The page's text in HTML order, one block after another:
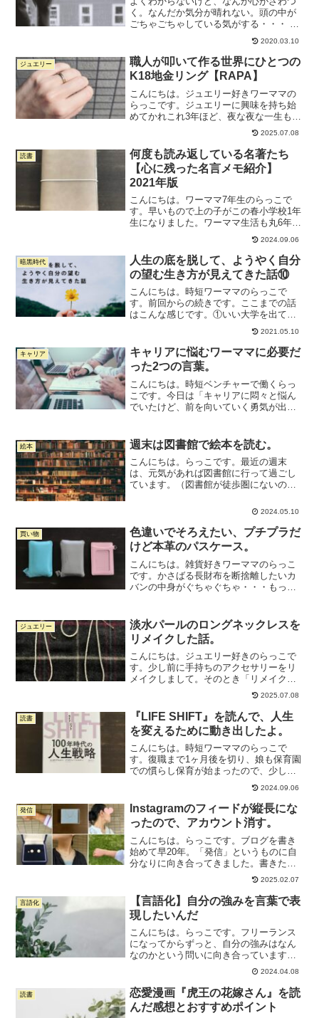
く。なんだか気分が晴れない。頭の中が
ごちゃごちゃしている気がする・・・ そ
んなとき、ありませんか？ そんな気持ち
をなんとかしたくて、「心 モヤモヤ」
とかで検索しても、いまいちピンとこな
い内容ばかり。 ヨガ...
2020.03.10
ジュエリー
職人が叩いて作る世界にひとつの
K18地金リング【RAPA】
こんにちは。ジュエリー好きワーママの
らっこです。ジュエリーに興味を持ち始
めてかれこれ3年ほど、夜な夜な一生もの
ジュエリーを探しています。いわゆる
「ブランドものジュエリー」ではない、
無名でもデザインがよくてコスパ高いジ
ュエリーが好きです。今日...
2025.07.08
読書
何度も読み返している名著たち
【心に残った名言メモ紹介】
2021年版
こんにちは。ワーママ7年生のらっこで
す。早いもので上の子がこの春小学校1年
生になりました。ワーママ生活も丸6年、
7年目に突入です。これまでのワーママ生
活、何度も「もう辞めてしまいたい...」
とくじけそうになったことがありまし
た。それでも踏ん...
2024.09.06
暗黒時代
人生の底を脱して、ようやく自分
の望む生き方が見えてきた話⑩
こんにちは。時短ワーママのらっこで
す。前回からの続きです。ここまでの話
はこんな感じです。①いい大学を出てい
い会社に入れば幸せになれると思ってた
けど全然そんなことなかった件②20代で
両親を失ったときの話③2社目で初めて
「仕事って楽しい」と思え...
2021.05.10
キャリア
キャリアに悩むワーママに必要だ
った2つの言葉。
こんにちは。時短ベンチャーで働くらっ
こです。今日は「キャリアに悶々と悩ん
でいたけど、前を向いていく勇気が出る
から始まりますので、そういうの読むの
イヤだなって人はここで戻...
絵本 週末は図書館で絵本を読む。
こんにちは。らっこです。最近の週末
は、元気があれば図書館に行って過ごし
ています。（図書館が徒歩圏にないの
要）往復の時間も含めると4時間コース。
近くでパンなどを買って公園...
2024.05.10
買い物
色違いでそろえたい、プチプラだ
けど本革のパスケース。
こんにちは。雑貨好きワーママのらっこ
です。かさばる長財布を断捨離したいカ
バンの中身がぐちゃぐちゃ・・・もっと
ど、プチプラでも本物がいい。そんなワ
ガママをあっさりと叶えてくれ...
ジュエリー
淡水パールのロングネックレスを
リメイクした話。
こんにちは。ジュエリー好きのらっこで
す。少し前に手持ちのアクセサリーをリ
メイクしまして。そのとき「リメイクっ
て、いいなあ」と、すごく感動したので
す。らっこ今回は、その記録を書きたい
と思います！といっても、アホすぎるこ
とにBeforeの写真を...
2025.07.08
読書
『LIFE SHIFT』を読んで、人生
を変えるために動き出したよ。
こんにちは。時短ワーママのらっこで
す。復職まで1ヶ月後を切り、娘も保育園
での慣らし保育が始まったので、少しず
つ頭を仕事するモードに変えていこうと
しているところです。先週、復帰にあた
っての心の準備のために読んだのがこち
らの本。ずっと前に買って...
2024.09.06
発信
Instagramのフィードが縦長にな
ったので、アカウント消す。
こんにちは。らっこです。ブログを書き
始めて早20年。「発信」というものに自
分なりに向き合ってきました。書きたい
こともやってみたいことも常にいろいろ
あるので、気軽に新しいことを始めてき
ました。Instagramも例外ではありませ
ん。複数のアカ...
2025.02.07
言語化
【言語化】自分の強みを言葉で表
現したいんだ
こんにちは。らっこです。フリーランス
になってからずっと、自分の強みはなん
なのかという問いに向き合っています。1
年半経った現在でも、まだうまく言葉に
できていません。毎日ずっと、自分を表
現するのにぴったりな言葉を探していま
す。今朝、散歩をしてい...
2024.04.08
読書
恋愛漫画『虎王の花嫁さん』を読
んだ感想とおすすめポイント